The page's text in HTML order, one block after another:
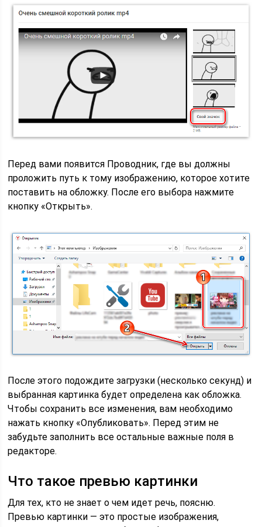
Перед вами появится Проводник, где вы должны
проложить путь к тому изображению, которое хотите
поставить на обложку. После его выбора нажмите
кнопку «Открыть».
После этого подождите загрузки (несколько секунд) и
выбранная картинка будет определена как обложка.
Чтобы сохранить все изменения, вам необходимо
нажать кнопку «Опубликовать». Перед этим не
забудьте заполнить все остальные важные поля в
редакторе.
Что такое превью картинки
Для тех, кто не знает о чем идет речь, поясню.
Превью картинки — это простые изображения,